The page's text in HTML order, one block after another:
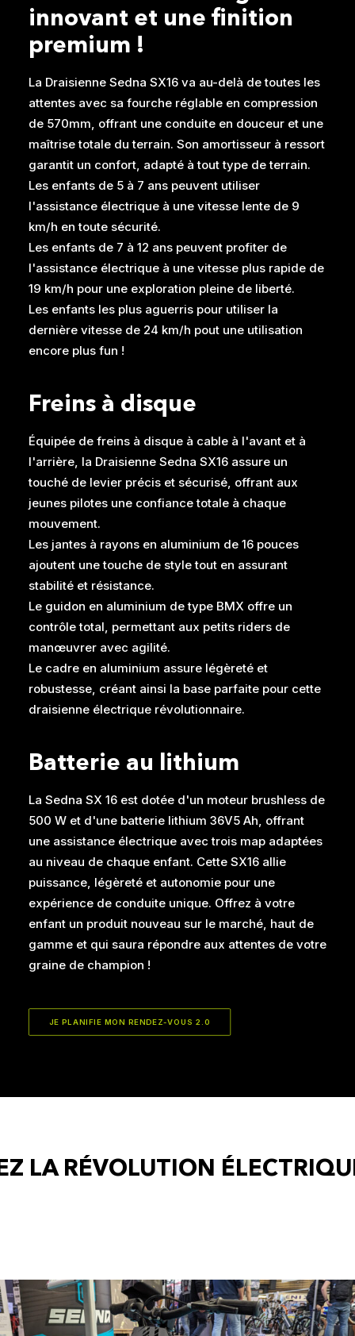
innovant et une finition
premium !
La Draisienne Sedna SX16 va au-delà de toutes les
attentes avec sa fourche réglable en compression
de 570mm, offrant une conduite en douceur et une
maîtrise totale du terrain. Son amortisseur à ressort
garantit un confort, adapté à tout type de terrain.
Les enfants de 5 à 7 ans peuvent utiliser
l'assistance électrique à une vitesse lente de 9
km/h en toute sécurité.
Les enfants de 7 à 12 ans peuvent profiter de
l'assistance électrique à une vitesse plus rapide de
19 km/h pour une exploration pleine de liberté.
Les enfants les plus aguerris pour utiliser la
dernière vitesse de 24 km/h pout une utilisation
encore plus fun !
Freins à disque
Équipée de freins à disque à cable à l'avant et à
l'arrière, la Draisienne Sedna SX16 assure un
touché de levier précis et sécurisé, offrant aux
jeunes pilotes une confiance totale à chaque
mouvement.
Les jantes à rayons en aluminium de 16 pouces
ajoutent une touche de style tout en assurant
stabilité et résistance.
Le guidon en aluminium de type BMX offre un
contrôle total, permettant aux petits riders de
manœuvrer avec agilité.
Le cadre en aluminium assure légèreté et
robustesse, créant ainsi la base parfaite pour cette
draisienne électrique révolutionnaire.
Batterie au lithium
La Sedna SX 16 est dotée d'un moteur brushless de
500 W et d'une batterie lithium 36V5 Ah, offrant
une assistance électrique avec trois map adaptées
au niveau de chaque enfant. Cette SX16 allie
puissance, légèreté et autonomie pour une
expérience de conduite unique. Offrez à votre
enfant un produit nouveau sur le marché, haut de
gamme et qui saura répondre aux attentes de votre
graine de champion !
JE PLANIFIE MON RENDEZ-VOUS 2.0
LA RÉVOLUTION